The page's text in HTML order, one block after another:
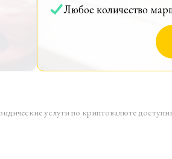
Любое количество
услуги по криптовалюте